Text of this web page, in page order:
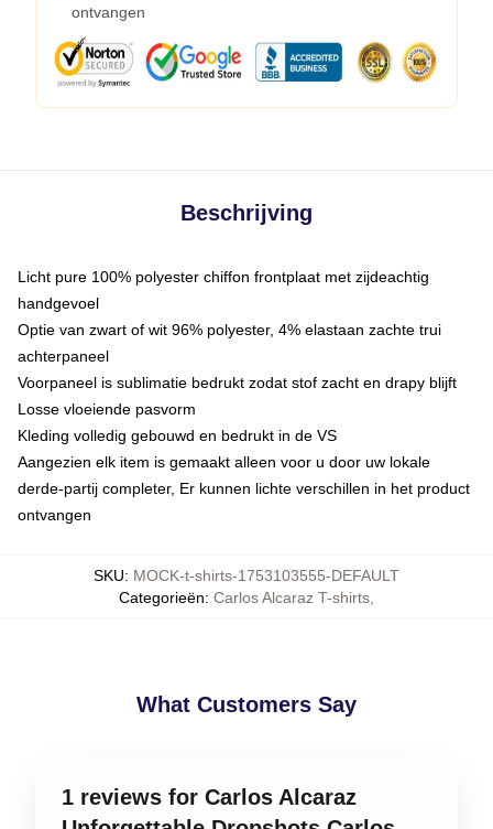
ontvangen
Beschrijving
Licht pure 100% polyester chiffon frontplaat met zijdeachtig
handgevoel
Optie van zwart of wit 96% polyester, 4% elastaan zachte trui
achterpaneel
Voorpaneel is sublimatie bedrukt zodat stof zacht en drapy blijft
Losse vloeiende pasvorm
Kleding volledig gebouwd en bedrukt in de VS
Aangezien elk item is gemaakt alleen voor u door uw lokale
derde-partij completer, Er kunnen lichte verschillen in het product
ontvangen
SKU: MOCK-t-shirts-1753103555-DEFAULT
Categorieën: Carlos Alcaraz T-shirts
What Customers Say
1 reviews for Carlos Alcaraz